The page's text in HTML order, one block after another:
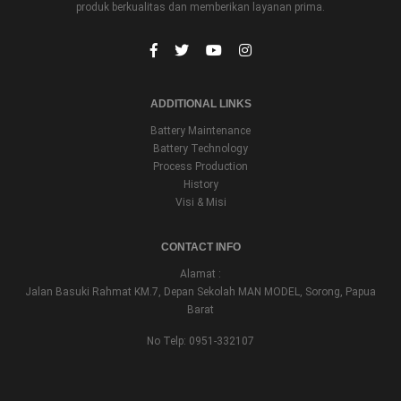
produk berkualitas dan memberikan layanan prima.
ADDITIONAL LINKS
Battery Maintenance
Battery Technology
Process Production
History
Visi & Misi
CONTACT INFO
Alamat :
Jalan Basuki Rahmat KM.7, Depan Sekolah MAN MODEL, Sorong, Papua
Barat
No Telp: 0951-332107